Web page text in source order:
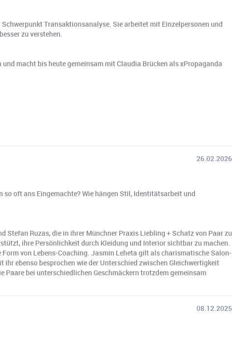
Transaktionsanalyse. Sie arbeitet mit Einzelpersonen und
zu verstehen.
macht bis heute gemeinsam mit Claudia Brücken als xPropaganda
26.02.2026
so oft ans Eingemachte? Wie hängen Stil, Identitätsarbeit und
Stefan Ruzas, die in ihrer Münchner Praxis Liebling + Schatz von Paar zu
ihre Persönlichkeit durch Kleidung und Interior sichtbar zu machen.
von Lebens-Coaching. Jasmin Leheta gilt als charismatische Salon-
ebenso besprochen wie der Unterschied zwischen Gleichwertigkeit
Paare bei unterschiedlichen Geschmäckern trotzdem gemeinsam
08.12.2025